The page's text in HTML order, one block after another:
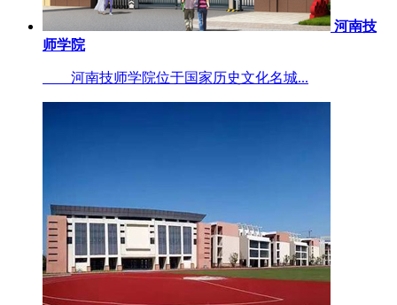
河南技
师学院
河南技师学院位于国家历史文化名城...